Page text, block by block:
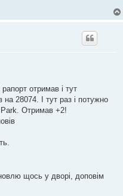
отримав і тут
28074. І тут раз і потужно
Отримав +2!
щось у дворі, доповім